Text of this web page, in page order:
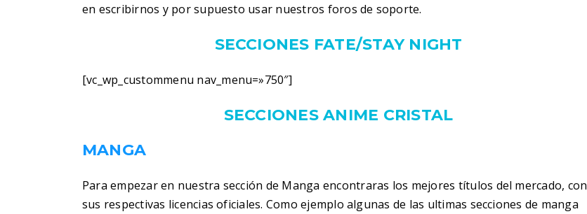
en escribirnos y por supuesto usar nuestros foros de soporte.
SECCIONES FATE/STAY NIGHT
[vc_wp_custommenu nav_menu=»750″]
SECCIONES ANIME CRISTAL
MANGA
Para empezar en nuestra sección de Manga encontraras los mejores títulos del mercado, con
sus respectivas licencias oficiales. Como ejemplo algunas de las ultimas secciones de manga